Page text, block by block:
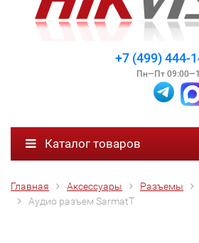
+7 (499) 444-
Пн—Пт
Каталог товаров
Главная Аксессуары Разъемы
Аудио разъем SarmatT